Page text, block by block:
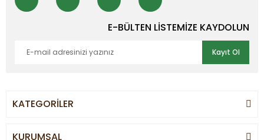
E-BÜLTEN LİSTEMİZE KAYDOLUN
Kayıt Ol
KATEGORİLER
KURUMSAL